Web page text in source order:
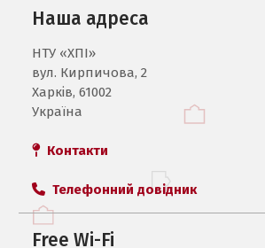
Наша адреса
НТУ «ХПI»
вул. Кирпичова, 2
Харків, 61002
Україна
Контакти
Телефонний довідник
Free Wi-Fi